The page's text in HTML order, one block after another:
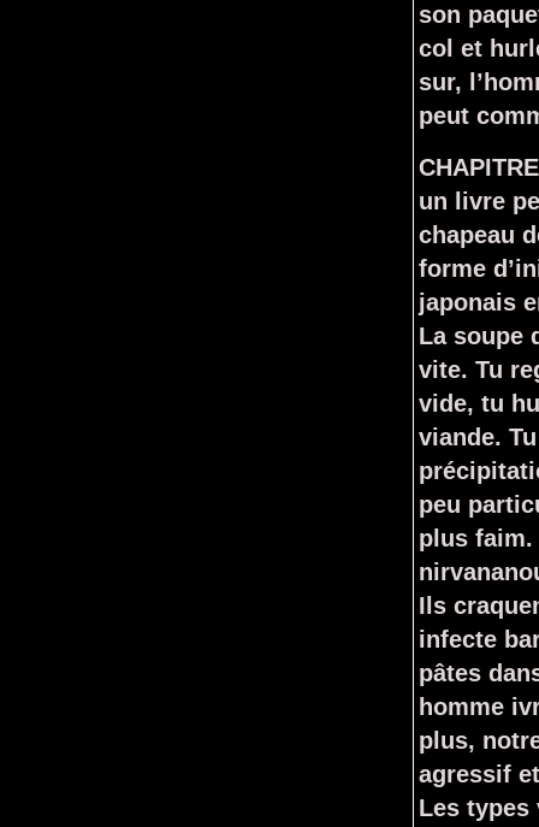
son
col et
sur,
peut
un livre
chapeau
forme
japonais
La soupe
vite. Tu
vide, tu
viande.
peu
plus faim.
Ils
infecte
pâtes
homme
plus,
agressif
Les types